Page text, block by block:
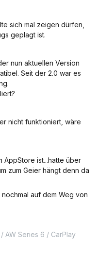
sich mal zeigen dürfen,
geplagt ist.
nun aktuellen Version
Seit der 2.0 war es
nicht funktioniert, wäre
AppStore ist...hatte über
zum Geier hängt denn da
auf dem Weg von
/ AW Series 6 / CarPlay